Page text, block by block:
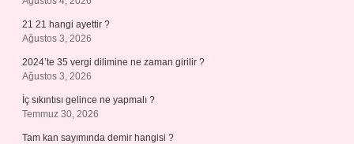
21 21 hangi ayettir ?
Ağustos 3, 2026
2024’te 35 vergi dilimine ne zaman girilir ?
Ağustos 3, 2026
İç sıkıntısı gelince ne yapmalı ?
Temmuz 30, 2026
Tam kan sayımında demir hangisi ?